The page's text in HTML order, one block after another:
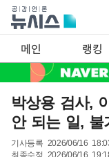
메인 랭킹
박상용 검사,
안 되는 일, 불
기사등록 2026/06/16
최종수정 2026/06/16